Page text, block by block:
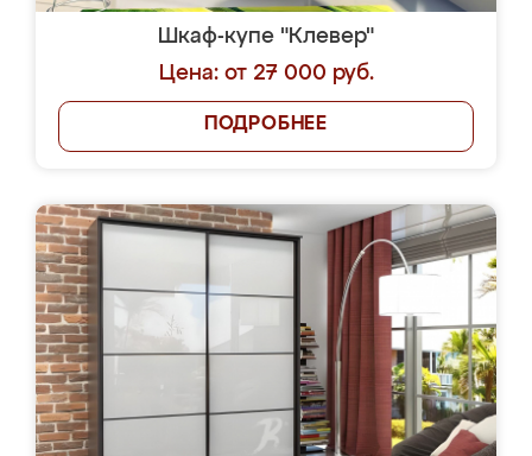
Шкаф-купе "Клевер"
Цена: от 27 000 руб.
ПОДРОБНЕЕ